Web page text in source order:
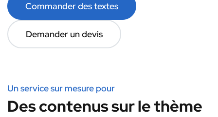
Commander des textes
Demander un devis
Un service sur mesure pour
Des contenus sur le thème